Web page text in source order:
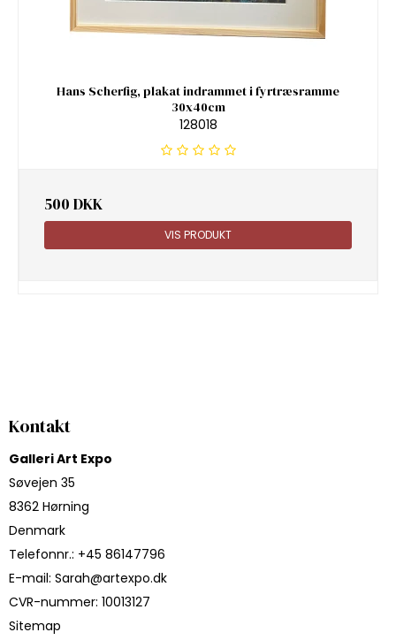
Hans Scherfig, plakat indrammet i fyrtræsramme
30x40cm
128018
500 DKK
VIS PRODUKT
Kontakt
Galleri Art Expo
Søvejen 35
8362 Hørning
Denmark
Telefonnr.: +45 86147796
E-mail: Sarah@artexpo.dk
CVR-nummer: 10013127
Sitemap